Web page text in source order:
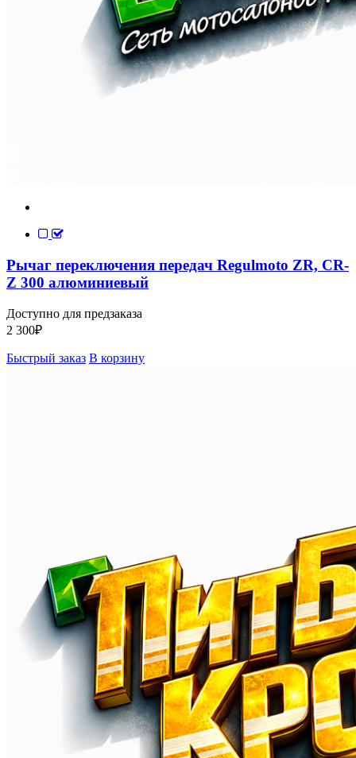
Рычаг переключения передач Regulmoto ZR, CR-
Z 300 алюминиевый
Доступно для предзаказа
2 300₽
Быстрый заказ В корзину